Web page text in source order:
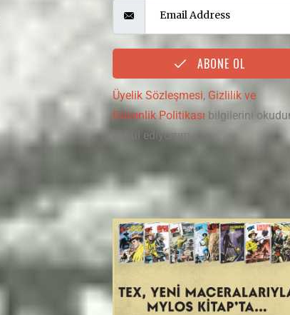
ABONE OL
Üyelik Sözleşmesi, Gizlilik ve
Güvenlik Politikası bilgilerini
kabul ediyorum.